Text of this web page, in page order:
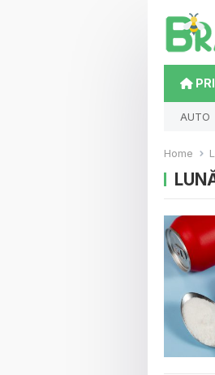
AUTO
Home